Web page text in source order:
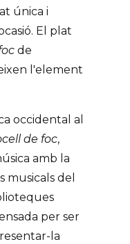
única i
El plat
de
l'element
occidental al
de foc,
amb la
musicals del
per ser
la